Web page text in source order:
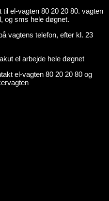
el-vagten 80 20 20 80. vagten
og sms hele døgnet.
vagtens telefon, efter kl. 23
el arbejde hele døgnet
el-vagten 80 20 20 80 og